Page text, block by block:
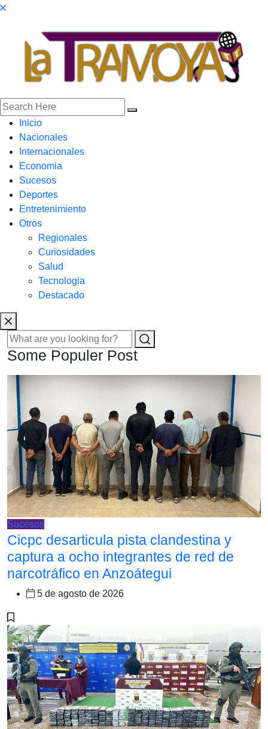
Inicio
Nacionales
Internacionales
Economia
Sucesos
Deportes
Entretenimiento
Otros
Regionales
Curiosidades
Salud
Tecnologia
Destacado
Some Populer Post
Sucesos
Cicpc desarticula pista clandestina y
captura a ocho integrantes de red de
narcotráfico en Anzoátegui
5 de agosto de 2026